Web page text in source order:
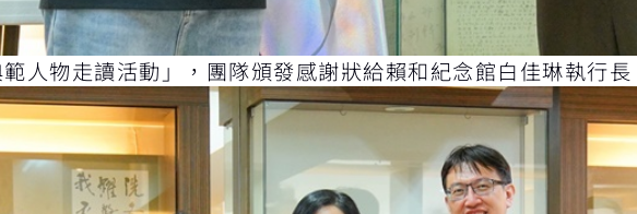
人物走讀活動」，團隊頒發感謝狀給賴和紀念館白佳琳執行長